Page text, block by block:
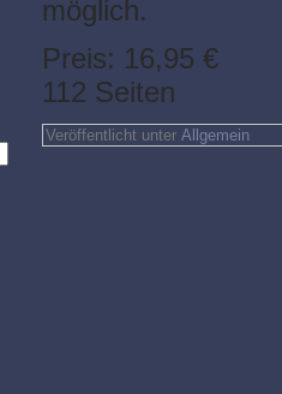
möglich.
Preis: 16,95 €
112 Seiten
Veröffentlicht unter Allgemein